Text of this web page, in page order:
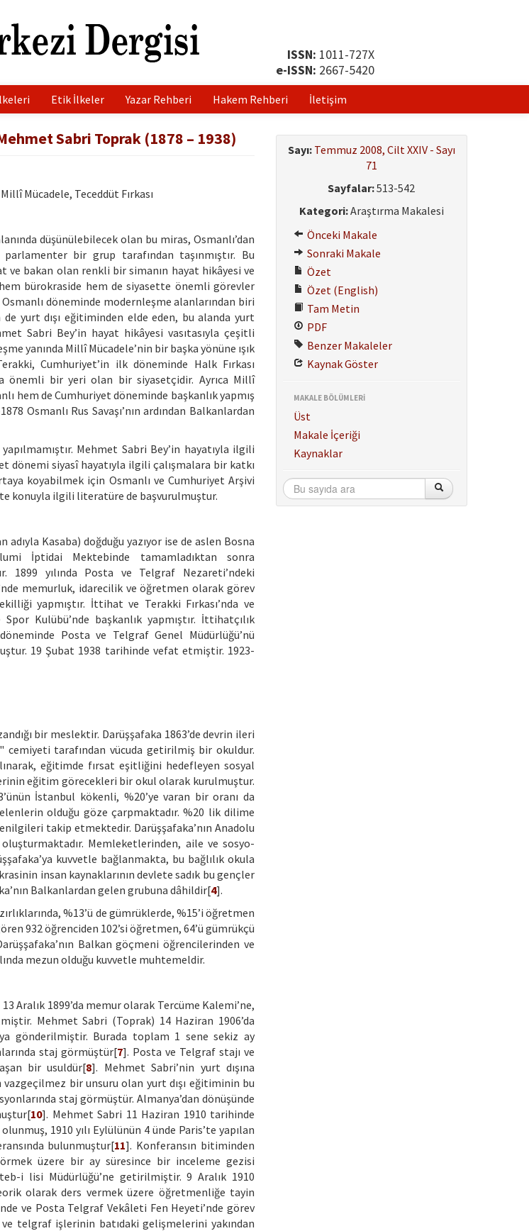
ISSN: 1011-727X
e-ISSN: 2667-5420
Etik İlkeler Yazar Rehberi Hakem Rehberi İletişim
Sabri Toprak (1878 – 1938)
Mücadele, Teceddüt Fırkası
düşünülebilecek olan bu miras, Osmanlı’dan
bir grup tarafından taşınmıştır. Bu
ve bakan olan renkli bir simanın hayat hikâyesi ve
bürokraside hem de siyasette önemli görevler
döneminde modernleşme alanlarından biri
yurt dışı eğitiminden elde eden, bu alanda yurt
Sabri Bey’in hayat hikâyesi vasıtasıyla çeşitli
yanında Millî Mücadele’nin bir başka yönüne ışık
Cumhuriyet’in ilk döneminde Halk Fırkası
önemli bir yeri olan bir siyasetçidir. Ayrıca Millî
hem de Cumhuriyet döneminde başkanlık yapmış
Osmanlı Rus Savaşı’nın ardından Balkanlardan
Mehmet Sabri Bey’in hayatıyla ilgili
dönemi siyasî hayatıyla ilgili çalışmalara bir katkı
koyabilmek için Osmanlı ve Cumhuriyet Arşivi
konuyla ilgili literatüre de başvurulmuştur.
Kasaba) doğduğu yazıyor ise de aslen Bosna
İptidai Mektebinde tamamladıktan sonra
1899 yılında Posta ve Telgraf Nezareti’ndeki
memurluk, idarecilik ve öğretmen olarak görev
yapmıştır. İttihat ve Terakki Fırkası’nda ve
Kulübü’nde başkanlık yapmıştır. İttihatçılık
Posta ve Telgraf Genel Müdürlüğü’nü
19 Şubat 1938 tarihinde vefat etmiştir. 1923-
bir meslektir. Darüşşafaka 1863’de devrin ileri
cemiyeti tarafından vücuda getirilmiş bir okuldur.
eğitimde fırsat eşitliğini hedefleyen sosyal
eğitim görecekleri bir okul olarak kurulmuştur.
İstanbul kökenli, %20’ye varan bir oranı da
olduğu göze çarpmaktadır. %20 lik dilime
takip etmektedir. Darüşşafaka’nın Anadolu
Memleketlerinden, aile ve sosyo-
kuvvetle bağlanmakta, bu bağlılık okula
insan kaynaklarının devlete sadık bu gençler
Balkanlardan gelen grubuna dâhildir[4].
%13’ü de gümrüklerde, %15’i öğretmen
932 öğrenciden 102’si öğretmen, 64’ü gümrükçü
Balkan göçmeni öğrencilerinden ve
mezun olduğu kuvvetle muhtemeldir.
Aralık 1899’da memur olarak Tercüme Kalemi’ne,
Mehmet Sabri (Toprak) 14 Haziran 1906’da
gönderilmiştir. Burada toplam 1 sene sekiz ay
staj görmüştür[7]. Posta ve Telgraf stajı ve
bir usuldür[8]. Mehmet Sabri’nin yurt dışına
bir unsuru olan yurt dışı eğitiminin bu
staj görmüştür. Almanya’dan dönüşünde
10]. Mehmet Sabri 11 Haziran 1910 tarihinde
1910 yılı Eylülünün 4 ünde Paris’te yapılan
bulunmuştur[11]. Konferansın bitiminden
üzere bir ay süresince bir inceleme gezisi
i lisi Müdürlüğü’ne getirilmiştir. 9 Aralık 1910
olarak ders vermek üzere öğretmenliğe tayin
ve Posta Telgraf Vekâleti Fen Heyeti’nde görev
telgraf işlerinin batıdaki gelişmelerini yakından
Sayı: Temmuz 2008, Cilt XXIV - Sayı
71
Sayfalar:513-542
Kategori:Araştırma Makalesi
Önceki Makale
Sonraki Makale
Özet
Özet (English)
Tam Metin
PDF
Benzer Makaleler
Kaynak Göster
MAKALE BÖLÜMLERİ
Üst
Makale İçeriği
Kaynaklar